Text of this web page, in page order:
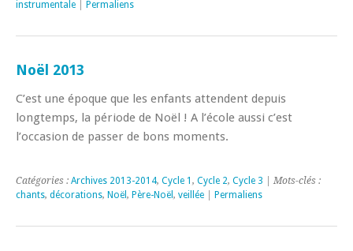
instrumentale
Permaliens
Noël 2013
C’est une époque que les enfants attendent depuis
longtemps, la période de Noël ! A l’école aussi c’est
l’occasion de passer de bons moments.
Catégories : Archives 2013-2014, Cycle 1 , Cycle 2, Cycle 3 | Mots-clés :
chants, décorations, Noël , Père-Noël , veillée Permaliens